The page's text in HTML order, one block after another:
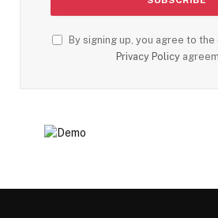
By signing up, you agree to
Privacy Policy